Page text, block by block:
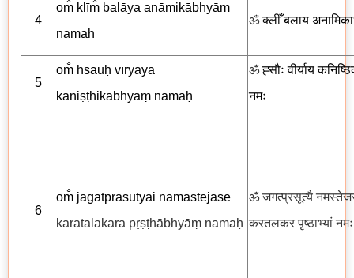
4
om̐ klīm̐ balāya anāmikābhyāṃ
namaḥ
ॐक्लीँ बलाय
5
om̐ hsauḥ vīryāya
kaniṣṭhikābhyāṃ namaḥ
ॐह्सौः वीर्याय
नमः
6
om̐ jagatprasūtyai namastejase
karatalakara pṛṣṭhābhyāṃ namaḥ
ॐ जगत्प्रसूत्यै
करतलकर पृष्ठाभ्यां नमः